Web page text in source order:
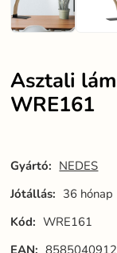
Asztali
WRE161
Gyártó: NEDES
Jótállás: 36 hónap
Kód: WRE161
EAN: